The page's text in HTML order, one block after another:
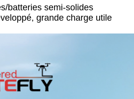
batteries semi-solides
grande charge utile